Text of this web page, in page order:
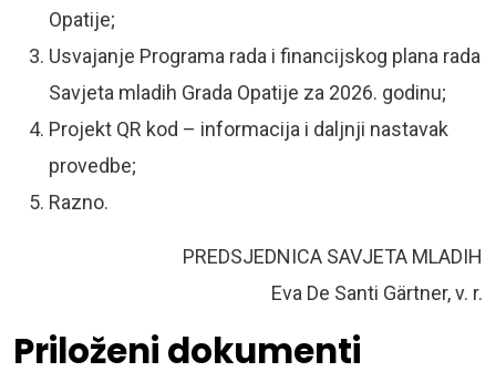
Opatije;
Usvajanje Programa rada i financijskog plana rada
Savjeta mladih Grada Opatije za 2026. godinu;
Projekt QR kod – informacija i daljnji nastavak
provedbe;
Razno.
PREDSJEDNICA SAVJETA MLADIH
Eva De Santi Gärtner, v. r.
Priloženi dokumenti